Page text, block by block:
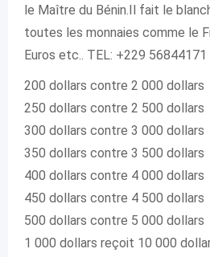
le Maître du Bénin.Il fait le
toutes les monnaies comme le
Euros etc.. TEL: +229 56844171
200 dollars contre 2 000 dollars
250 dollars contre 2 500 dollars
300 dollars contre 3 000 dollars
350 dollars contre 3 500 dollars
400 dollars contre 4 000 dollars
450 dollars contre 4 500 dollars
500 dollars contre 5 000 dollars
1 000 dollars reçoit 10 000